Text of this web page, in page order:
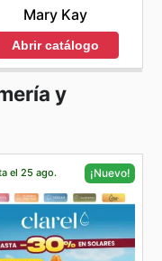
Mary Kay
Abrir catálogo
y
el 25 ago. ¡Nuevo!